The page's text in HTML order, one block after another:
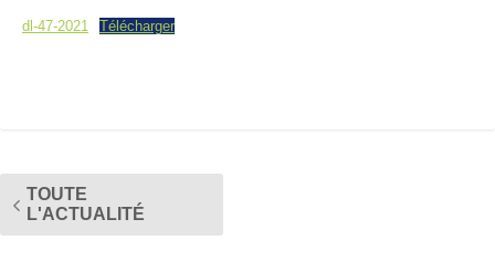
dl-47-2021 Télécharger
TOUTE
L'ACTUALITÉ